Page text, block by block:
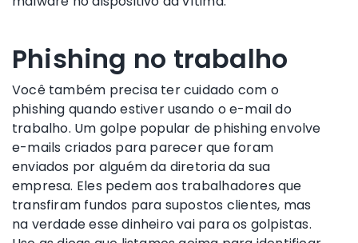
Phishing no trabalho
Você também precisa ter cuidado com o
phishing quando estiver usando o e-mail do
trabalho. Um golpe popular de phishing envolve
e-mails criados para parecer que foram
enviados por alguém da diretoria da sua
empresa. Eles pedem aos trabalhadores que
transfiram fundos para supostos clientes, mas
na verdade esse dinheiro vai para os golpistas.